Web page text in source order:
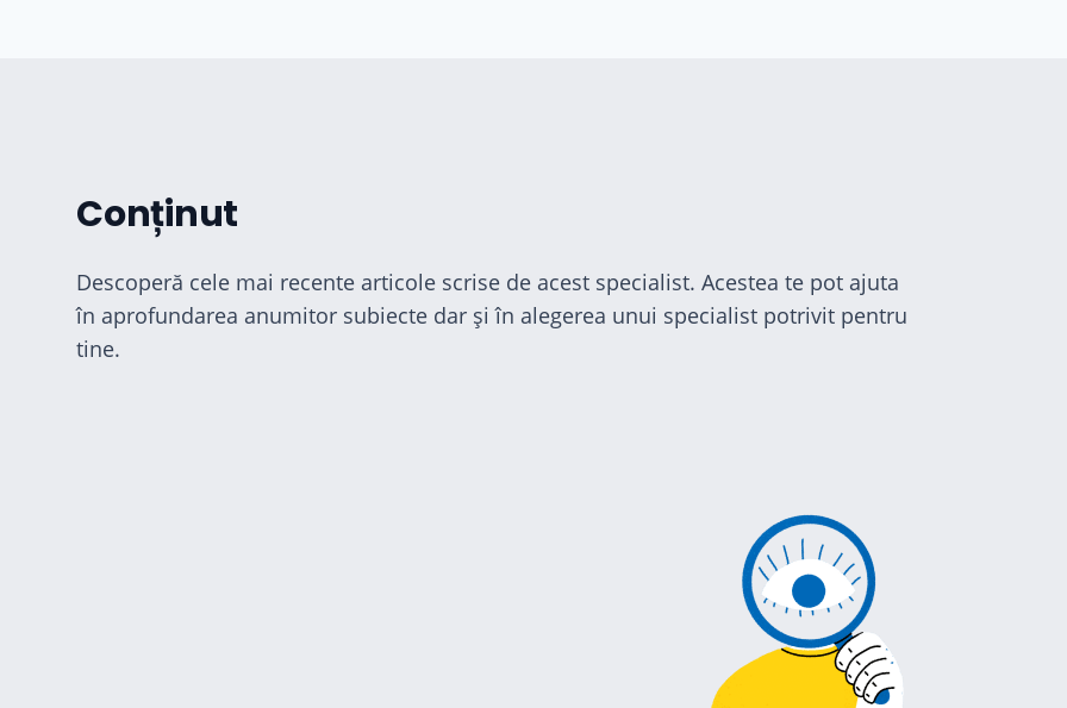
Conținut
Descoperă cele mai recente articole scrise de acest specialist. Acestea te pot ajuta
în aprofundarea anumitor subiecte dar și în alegerea unui specialist potrivit pentru
tine.